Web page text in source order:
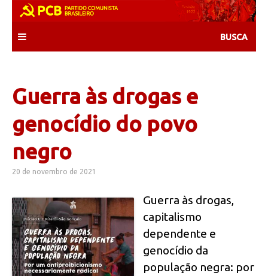
content
Guerra às drogas e
genocídio do povo
negro
20 de novembro de 2021
Guerra às drogas,
capitalismo
dependente e
genocídio da
população negra: por